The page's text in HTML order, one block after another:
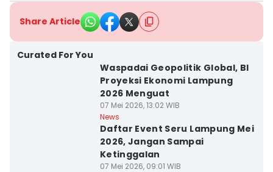
Share Article
Curated For You
Waspadai Geopolitik Global, BI
Proyeksi Ekonomi Lampung
2026 Menguat
07 Mei 2026, 13:02 WIB
News
Daftar Event Seru Lampung Mei
2026, Jangan Sampai
Ketinggalan
07 Mei 2026, 09:01 WIB